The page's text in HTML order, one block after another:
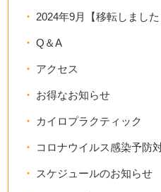
2024年9月【移転しました
Q＆A
アクセス
お得なお知らせ
カイロプラクティック
コロナウイルス感染予防
スケジュールのお知らせ